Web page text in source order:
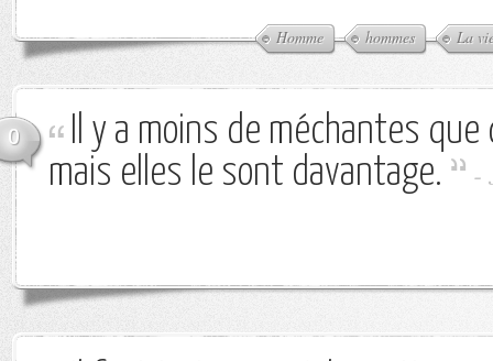
Homme hommes La
0
Il y a moins de méchantes
mais elles le sont davantage.
-